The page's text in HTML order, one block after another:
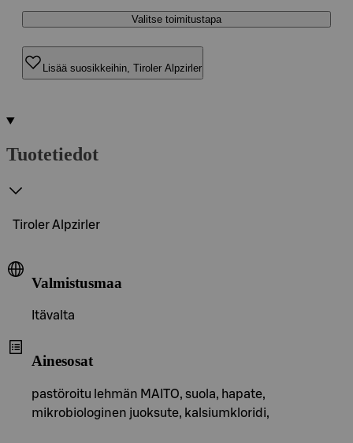
Valitse toimitustapa
Lisää suosikkeihin, Tiroler Alpzirler
Tuotetiedot
Tiroler Alpzirler
Valmistusmaa
Itävalta
Ainesosat
pastöroitu lehmän MAITO, suola, hapate,
mikrobiologinen juoksute, kalsiumkloridi,